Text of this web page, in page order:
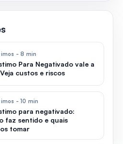
- 8 min
Para Negativado vale a
custos e riscos
- 10 min
para negativado:
faz sentido e quais
tomar